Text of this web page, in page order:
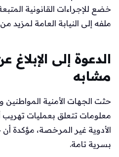
خضع للإجراءات القانونية
ملفه إلى النيابة العامة لمزيد
الدعوة إلى
مشابه
حثت الجهات الأمنية المواطنين
معلومات تتعلق بعمليات تهريب
الأدوية غير المرخصة، مؤكدة
بسرية تامة.